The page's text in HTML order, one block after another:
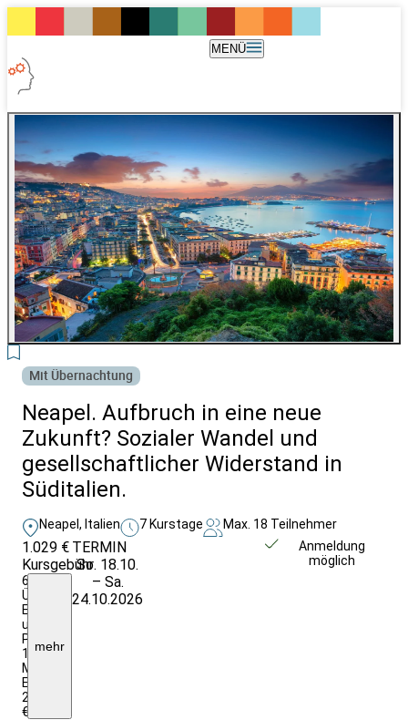
MENÜ
Mit Übernachtung
Neapel. Aufbruch in eine neue
Zukunft? Sozialer Wandel und
gesellschaftlicher Widerstand in
Süditalien.
Neapel, Italien 7 Kurstage Max. 18 Teilnehmer
1.029 €
Kursgebühr
6
ÜN/Früh.;
Eintritte
und
Programm;
1x
Mittagessen;
EZZ:
225,00
€
mehr
TERMIN
So. 18.10.
– Sa.
24.10.2026
Anmeldung
möglich